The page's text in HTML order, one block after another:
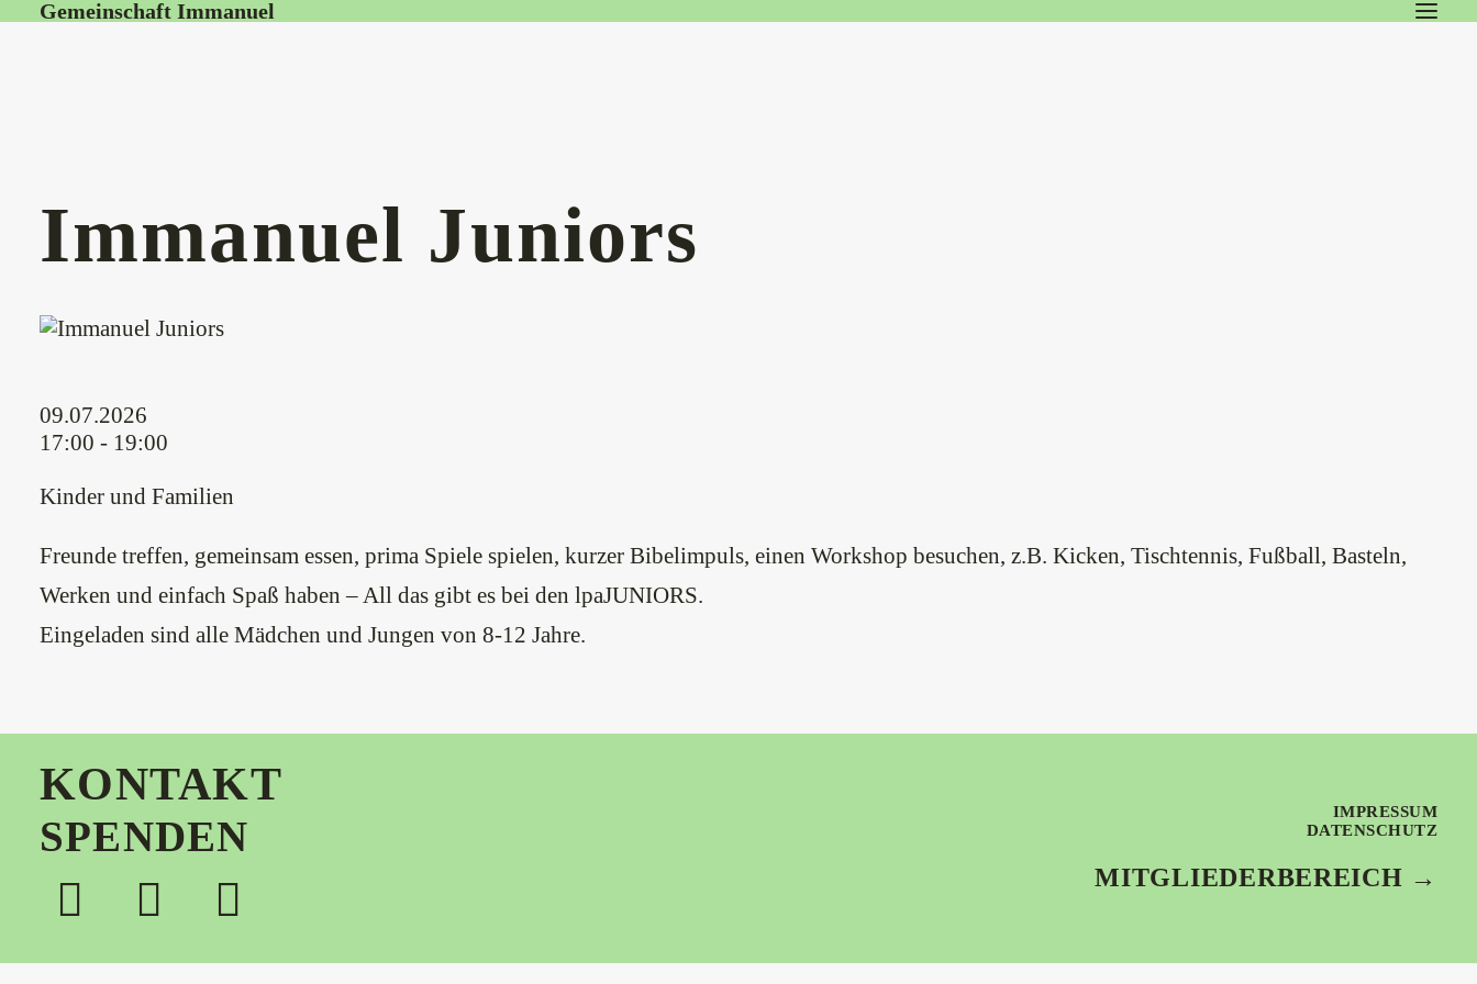
Gemeinschaft Immanuel
Immanuel Juniors
09.07.2026
17:00 - 19:00
Kinder und Familien
Freunde treffen, gemeinsam essen, prima Spiele spielen, kurzer Bibelimpuls, einen Workshop besuchen, z.B. Kicken, Tischtennis, Fußball, Basteln,
Werken und einfach Spaß haben – All das gibt es bei den lpaJUNIORS.
Eingeladen sind alle Mädchen und Jungen von 8-12 Jahre.
KONTAKT
SPENDEN
IMPRESSUM
DATENSCHUTZ
MITGLIEDERBEREICH →